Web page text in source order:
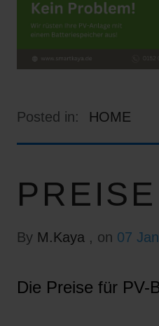
Posted in: HOME
By M.Kaya , on 07
Die Preise für PV-